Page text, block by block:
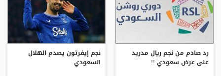
رد صادم من نجم ريال مدريد
على عرض سعودي !!
نجم إيفرتون يصدم الهلال
السعودي